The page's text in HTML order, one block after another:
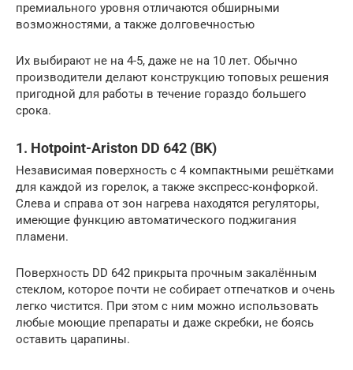
премиального уровня отличаются обширными
возможностями, а также долговечностью
Их выбирают не на 4-5, даже не на 10 лет. Обычно
производители делают конструкцию топовых решения
пригодной для работы в течение гораздо большего
срока.
1. Hotpoint-Ariston DD 642 (BK)
Независимая поверхность с 4 компактными решётками
для каждой из горелок, а также экспресс-конфоркой.
Слева и справа от зон нагрева находятся регуляторы,
имеющие функцию автоматического поджигания
пламени.
Поверхность DD 642 прикрыта прочным закалённым
стеклом, которое почти не собирает отпечатков и очень
легко чистится. При этом с ним можно использовать
любые моющие препараты и даже скребки, не боясь
оставить царапины.